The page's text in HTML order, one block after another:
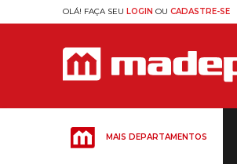
OLÁ! FAÇA SEU LOGIN OU CADASTRE-SE
MAIS DEPARTAMENTOS